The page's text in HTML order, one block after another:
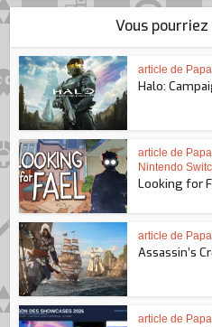
Vous
article de Papa
Halo:
article de Papa
Nintendo
Looking for
article de Papa
Assassin’s
article de Papa